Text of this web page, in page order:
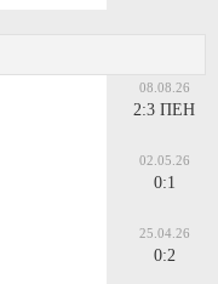
08.08.26
2:3 ПЕН
02.05.26
0:1
25.04.26
0:2